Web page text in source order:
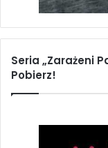
niektóre
Walkera i
Seria „Zarażeni
Pobierz!